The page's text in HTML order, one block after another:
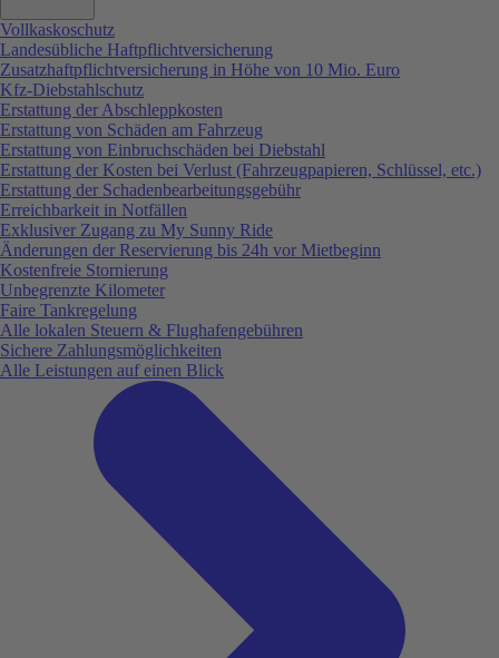
Vollkaskoschutz
Landesübliche Haftpflichtversicherung
Zusatzhaftpflichtversicherung in Höhe von 10 Mio. Euro
Kfz-Diebstahlschutz
Erstattung der Abschleppkosten
Erstattung von Schäden am Fahrzeug
Erstattung von Einbruchschäden bei Diebstahl
Erstattung der Kosten bei Verlust (Fahrzeugpapieren, Schlüssel, etc.)
Erstattung der Schadenbearbeitungsgebühr
Erreichbarkeit in Notfällen
Exklusiver Zugang zu My Sunny Ride
Änderungen der Reservierung bis 24h vor Mietbeginn
Kostenfreie Stornierung
Unbegrenzte Kilometer
Faire Tankregelung
Alle lokalen Steuern & Flughafengebühren
Sichere Zahlungsmöglichkeiten
Alle Leistungen auf einen Blick